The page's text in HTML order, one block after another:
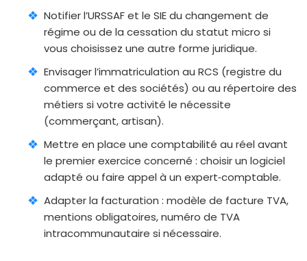
Notifier l’URSSAF et le SIE du changement de
régime ou de la cessation du statut micro si
vous choisissez une autre forme juridique.
Envisager l’immatriculation au RCS (registre du
commerce et des sociétés) ou au répertoire des
métiers si votre activité le nécessite
(commerçant, artisan).
Mettre en place une comptabilité au réel avant
le premier exercice concerné : choisir un logiciel
adapté ou faire appel à un expert‑comptable.
Adapter la facturation : modèle de facture TVA,
mentions obligatoires, numéro de TVA
intracommunautaire si nécessaire.